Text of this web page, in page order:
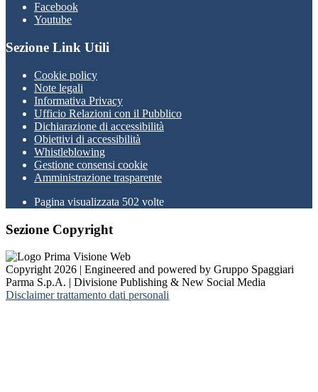
Facebook
Youtube
Sezione Link Utili
Cookie policy
Note legali
Informativa Privacy
Ufficio Relazioni con il Pubblico
Dichiarazione di accessibilità
Obiettivi di accessibilità
Whistleblowing
Gestione consensi cookie
Amministrazione trasparente
Pagina visualizzata 502 volte
Sezione Copyright
Copyright 2026 | Engineered and powered by Gruppo Spaggiari
Parma S.p.A. | Divisione Publishing & New Social Media
Disclaimer trattamento dati personali